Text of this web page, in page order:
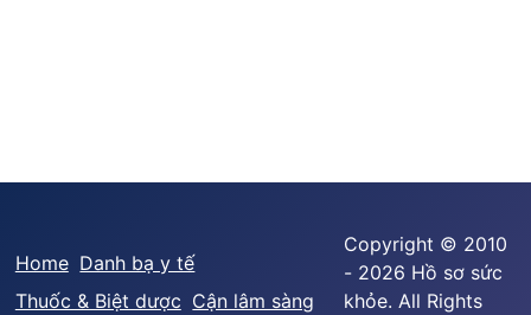
Home Danh bạ y tế
Thuốc & Biệt dược Cận lâm sàng
Copyright © 2010
- 2026 Hồ sơ sức
khỏe. All Rights